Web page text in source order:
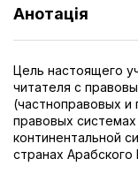
Анотація
Цель настоящего
читателя с
(частноправовых и
правовых
континентальной
странах